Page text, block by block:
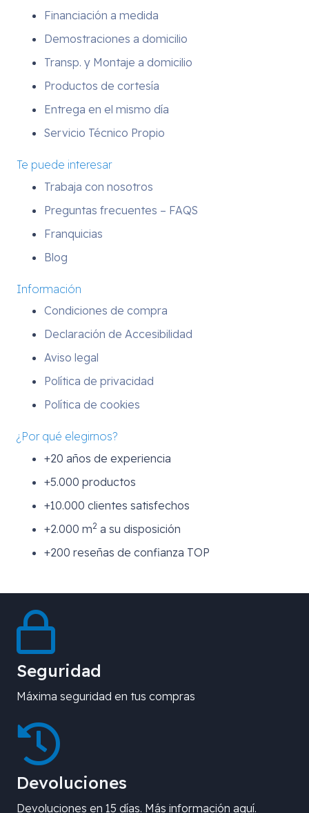
Financiación a medida
Demostraciones a domicilio
Transp. y Montaje a domicilio
Productos de cortesía
Entrega en el mismo día
Servicio Técnico Propio
Te puede interesar
Trabaja con nosotros
Preguntas frecuentes – FAQS
Franquicias
Blog
Información
Condiciones de compra
Declaración de Accesibilidad
Aviso legal
Política de privacidad
Política de cookies
¿Por qué elegirnos?
+20 años de experiencia
+5.000 productos
+10.000 clientes satisfechos
+2.000 m2 a su disposición
+200 reseñas de confianza TOP
Seguridad
Máxima seguridad en tus compras
Devoluciones
Devoluciones en 15 días. Más información aquí.